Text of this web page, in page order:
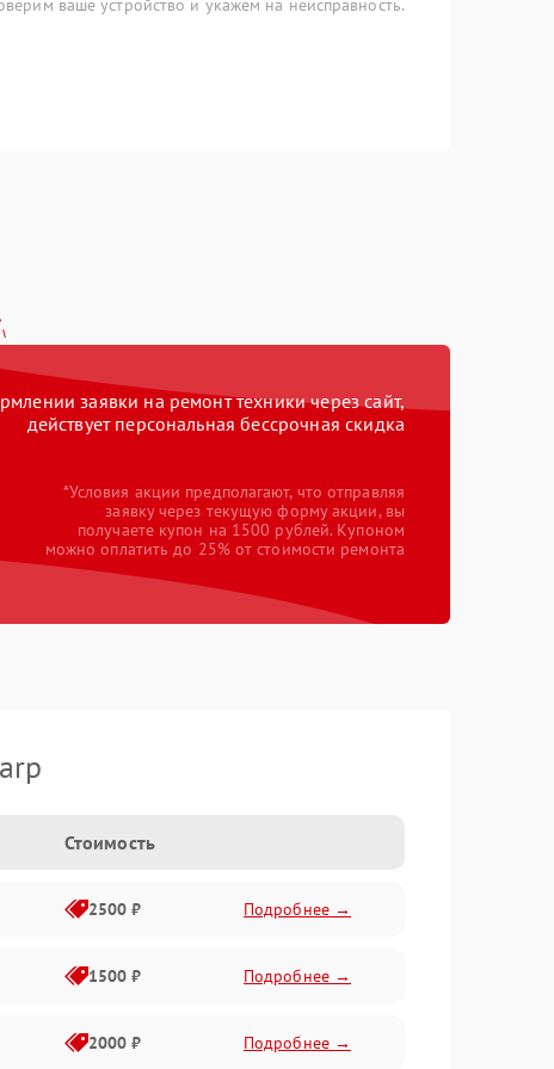
ваше устройство и укажем на неисправность.
заявки на ремонт техники через сайт,
действует персональная бессрочная скидка
*Условия акции предполагают, что отправляя
заявку через текущую форму акции, вы
получаете купон на 1500 рублей. Купоном
можно оплатить до 25% от стоимости ремонта
Стоимость
2500 ₽ Подробнее →
1500 ₽ Подробнее →
2000 ₽ Подробнее →